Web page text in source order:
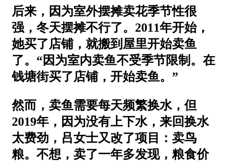
后来，因为室外摆摊卖花季节性很
强，冬天摆摊不行了。2011年开始，
她买了店铺，就搬到屋里开始卖鱼
了。“因为室内卖鱼不受季节限制。在
钱塘街买了店铺，开始卖鱼。”
然而，卖鱼需要每天频繁换水，但
2019年，因为没有上下水，来回换水
太费劲，吕女士又改了项目：卖鸟
粮。不想，卖了一年多发现，粮食价